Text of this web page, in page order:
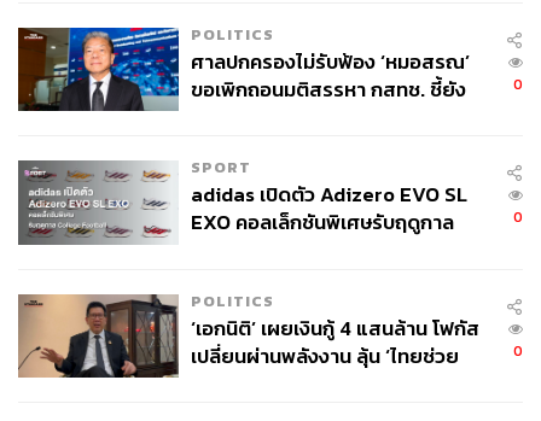
Money Heistเล่าเรื่องกลุ่มโจรที่นำโดยคนที่เรียกตัวเองว่า
‘ศาสตราจารย์’ ที่รอบรู้และฉลาดเป็นกรด เขารวมตัว
อาชญากรตัวเอ้ที่เต็มไปด้วยพรสวรรค์เพื่อบุกปล้นโรง
เงื่อนไขคือทุกคนต้องศึกษาและฝึกซ้อมแผนการร่วมกันนาน
5 เดือน ทุกคนต้องห้ามมีความสัมพันธ์กัน ห้ามรู้จักชื่อจริงกัน
และกัน และการโจรกรรมครั้งนี้ต้องหลีกเลี่ยงความรุนแรง
ทุกอย่างที่จะเกิดขึ้นให้ได้มากที่สุด
ใน 13 ตอนของซีซันแรกจะแบ่งออกเป็น 3 พาร์ตหลักๆ ตัด
สลับกัน คือฝ่ายศาสตราจารย์ที่เป็นคนควบคุมแผนการจาก
ด้านนอก ฝ่ายปฏิบัติการที่ต้องบุกเข้าไปในโรงกษาปณ์โดยมี
POLITICS
ศาลปกครองไม่รับฟ้อง ‘หมอสรณ’
ขอเพิกถอนมติสรรหา กสทช. ชี้ยัง
0
SPORT
adidas เปิดตัว Adizero EVO SL
EXO คอลเล็กชันพิเศษรับฤดูกาล
0
POLITICS
‘เอกนิติ’ เผยเงินกู้ 4 แสนล้าน โฟกัส
เปลี่ยนผ่านพลังงาน ลุ้น ‘ไทยช่วย
0